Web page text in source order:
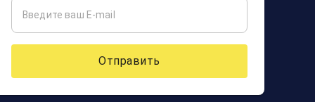
Отправить